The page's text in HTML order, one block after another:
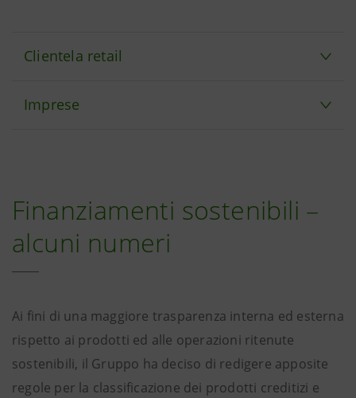
Clientela retail
Imprese
Finanziamenti sostenibili –
alcuni numeri
Ai fini di una maggiore trasparenza interna ed esterna
rispetto ai prodotti ed alle operazioni ritenute
sostenibili, il Gruppo ha deciso di redigere apposite
regole per la classificazione dei prodotti creditizi e